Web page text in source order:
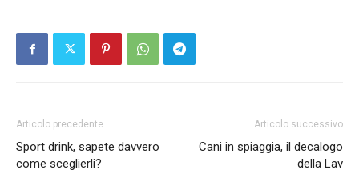
Articolo precedente
Sport drink, sapete davvero
come sceglierli?
Articolo successivo
Cani in spiaggia, il decalogo
della Lav